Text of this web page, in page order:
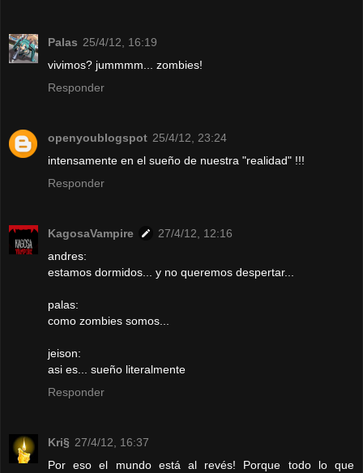
Palas 25/4/12, 16:19
vivimos? jummmm... zombies!
Responder
openyoublogspot 25/4/12, 23:24
intensamente en el sueño de nuestra "realidad" !!!
Responder
KagosaVampire
27/4/12, 12:16
andres:
estamos dormidos... y no queremos despertar...
palas:
como zombies somos...
jeison:
asi es... sueño literalmente
Responder
Kri§ 27/4/12, 16:37
Por eso el mundo está al revés! Porque todo lo que